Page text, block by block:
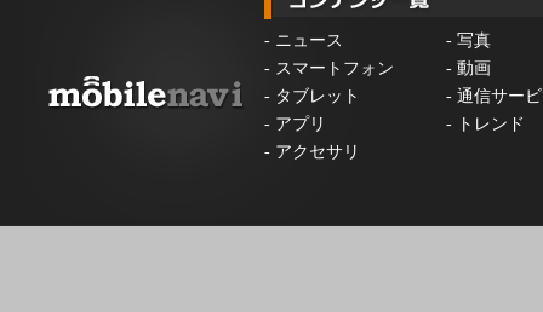
- ニュース - 写真
- スマートフォン - 動画
- タブレット - 通信サー
- アプリ -
トレンド
- アクセサリ